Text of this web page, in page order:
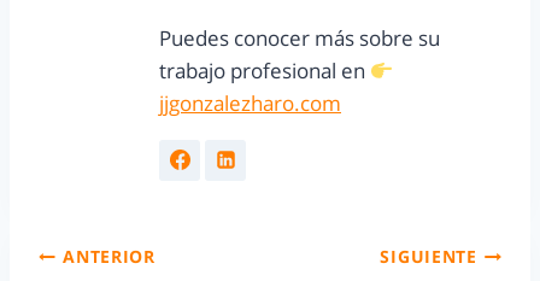
Puedes conocer más sobre su
trabajo profesional en
jjgonzalezharo.com
ANTERIOR SIGUIENTE